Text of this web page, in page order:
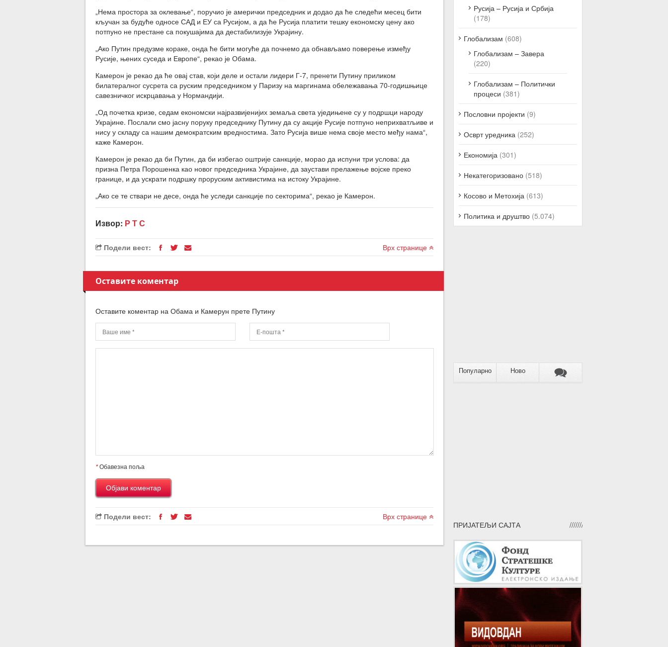
„Нема простора за оклевање“, поручио је амерички председник и додао да ће следећи месец бити
кључан за будуће односе САД и ЕУ са Русијом, а да ће Русија платити тешку економску цену ако
потпуно не престане са покушајима да дестабилизује Украјину.
„Ако Путин предузме кораке, онда ће бити могуће да почнемо да обнављамо поверење између
Русије, њених суседа и Европе“, рекао је Обама.
Камерон је рекао да ће овај став, који деле и остали лидери Г-7, пренети Путину приликом
билатералног сусрета са руским председником у Паризу на маргинама обележавања 70-годишњице
савезничког искрцавања у Нормандији.
„Од почетка кризе, седам економски најразвијенијих земаља света уједињене су у подршци народу
Украјине. Послали смо јасну поруку председнику Путину да су акције Русије потпуно неприхватљиве и
нису у складу са нашим демократским вредностима. Зато Русија више нема своје место међу нама“,
каже Камерон.
Камерон је рекао да би Путин, да би избегао оштрије санкције, морао да испуни три услова: да
призна Петра Порошенка као новог председника Украјине, да заустави прелажење војске преко
границе, и да ускрати подршку проруским активистима на истоку Украјине.
„Ако се те ствари не десе, онда ће уследи санкције по секторима“, рекао је Камерон.
Извор: Р Т С
Подели вест: Врх странице
Оставите коментар
Оставите коментар на Обама и Камерун прете Путину
*Обавезна поља
Подели вест: Врх странице
Русија – Русија и Србија
(178)
Глобализам (608)
Глобализам – Завера
(220)
Глобализам – Политички
процеси (381)
Пословни пројекти (9)
Осврт уредника (252)
Економија (301)
Некатегоризовано (518)
Косово и Метохија (613)
Политика и друштво (5.074)
Популарно Ново
ПРИЈАТЕЉИ САЈТА